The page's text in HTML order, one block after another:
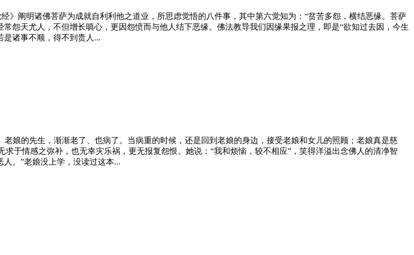
阐明诸佛菩萨为成就自利利他之道业，所思虑觉悟的八件事，其中第六觉知为：“贫苦多怨，横结恶缘。菩萨
常怨天尤人，不但增长嗔心，更因怨愤而与他人结下恶缘。佛法教导我们因缘果报之理，即是“欲知过去因，今生
是诸事不顺，得不到贵人...
老娘的先生，渐渐老了、也病了。当病重的时候，还是回到老娘的身边，接受老娘和女儿的照顾；老娘真是慈
求于情感之弥补，也无幸灾乐祸，更无报复怨恨。她说：“我和烦恼，较不相应”，笑得洋溢出念佛人的清净智
人。”老娘没上学，没读过这本...